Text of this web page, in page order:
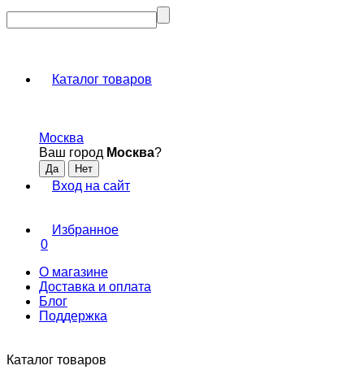
Каталог товаров
Москва
Ваш город Москва?
Вход на сайт
Избранное
0
О магазине
Доставка и оплата
Блог
Поддержка
Каталог товаров